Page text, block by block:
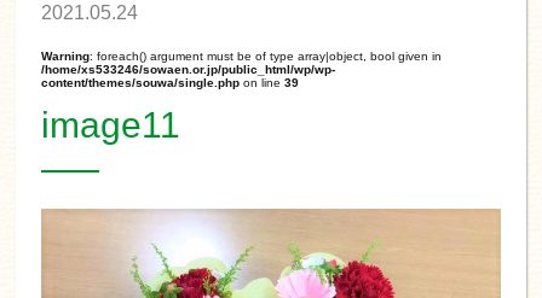
2021.05.24
Warning: foreach() argument must be of type array|object, bool given in
/home/xs533246/sowaen.or.jp/public_html/wp/wp-
content/themes/souwa/single.php on line39
image11